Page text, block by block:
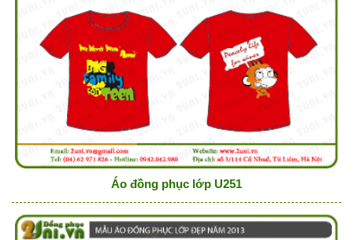
Áo đồng phục lớp U251